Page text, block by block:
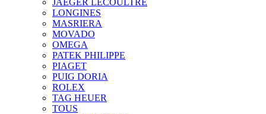
JAEGER LECOULTRE
LONGINES
MASRIERA
MOVADO
OMEGA
PATEK PHILIPPE
PIAGET
PUIG DORIA
ROLEX
TAG HEUER
TOUS